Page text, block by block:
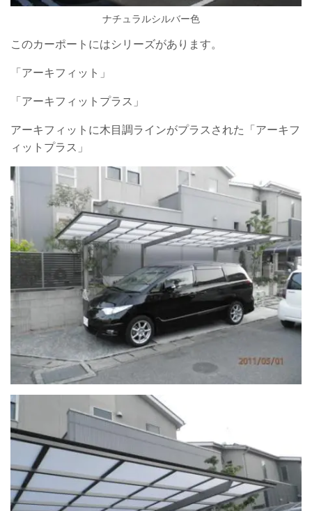
ナチュラルシルバー色
このカーポートにはシリーズがあります。
「アーキフィット」
「アーキフィットプラス」
アーキフィットに木目調ラインがプラスされた「アーキフ
ィットプラス」